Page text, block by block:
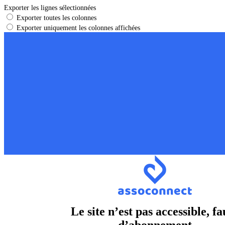
Exporter les lignes sélectionnées
Exporter toutes les colonnes
Exporter uniquement les colonnes affichées
Le site n’est pas accessible,